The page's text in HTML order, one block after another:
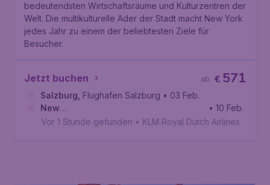
bedeutendsten Wirtschaftsräume und Kulturzentren der
Welt. Die multikulturelle Ader der Stadt macht New York
jedes Jahr zu einem der beliebtesten Ziele für
Besucher.
Jetzt buchen €571
ab
Salzburg Flughafen Salzburg • 03 Feb.
New
York, Internationaler Flughafen John F. Kennedy
• 10 Feb.
Vor 1 Stunde gefunden • KLM Royal Dutch Airlines